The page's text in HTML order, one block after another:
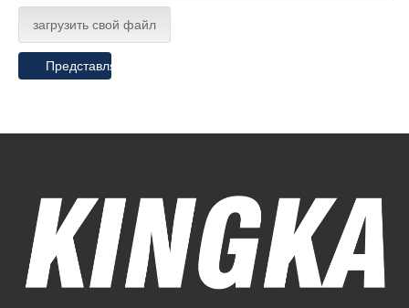
загрузить свой файл
Представлять на рассмотрение